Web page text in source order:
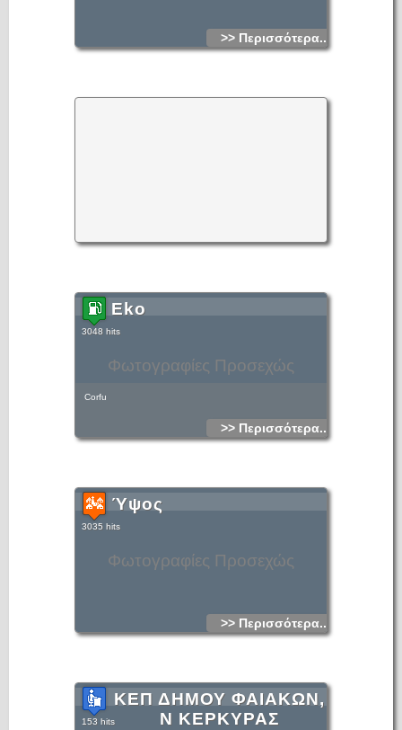
>> Περισσότερα...
Φωτογραφίες Προσεχώς
Eko
3048 hits
Corfu
>> Περισσότερα...
Φωτογραφίες Προσεχώς
Ύψος
3035 hits
>> Περισσότερα...
ΚΕΠ ΔΗΜΟΥ ΦΑΙΑΚΩΝ,
Ν ΚΕΡΚΥΡΑΣ
153 hits